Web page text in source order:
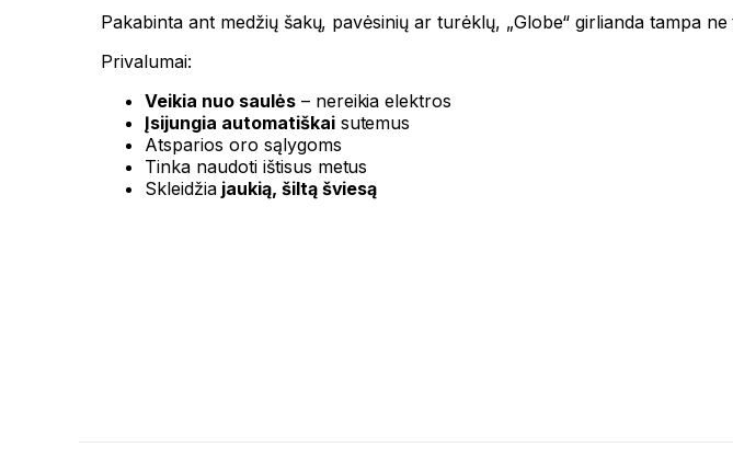
Pakabinta ant medžių šakų, pavėsinių ar turėklų, „Globe“ girlianda tampa ne
Privalumai:
Veikia nuo saulės– nereikia elektros
Įsijungia automatiškaisutemus
Atsparios oro sąlygoms
Tinka naudoti ištisus metus
Skleidžiajaukią, šiltą šviesą